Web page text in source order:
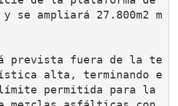
y se ampliará 27.800m2 m
prevista fuera de la te
alta, terminando e
permitida para la